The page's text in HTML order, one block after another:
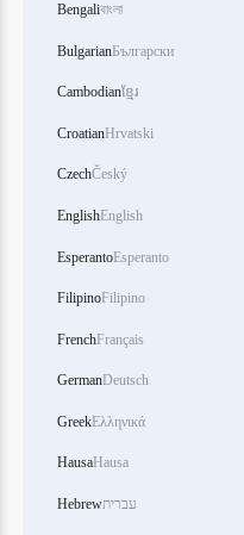
Bengaliবাংলা
BulgarianБългарски
Cambodianខ្មែរ
CroatianHrvatski
CzechČeský
EnglishEnglish
EsperantoEsperanto
FilipinoFilipino
FrenchFrançais
GermanDeutsch
GreekΕλληνικά
HausaHausa
Hebrewעברית